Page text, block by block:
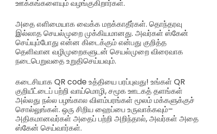
ஊக்கங்களையும் வழங்குகிறார்கள்.
அதை எளிமையாக வைக்க மறக்காதீர்கள். தொந்தரவு
இல்லாத செயல்முறை முக்கியமானது. அவர்கள் ஸ்கேன்
செய்யும்போது என்ன கிடைக்கும் என்பது குறித்த
தெளிவான வழிமுறைகளுடன் செயல்முறை விரைவாக
நடைபெறுவதை உறுதிசெய்யவும்.
கடைசியாக QR code உத்தியை பரப்புவது! உங்கள் QR
குறியீட்டைப் பற்றி வாய்மொழி, சமூக ஊடகத் தளங்கள்
அல்லது நல்ல பழங்கால விளம்பரங்கள் மூலம் மக்களுக்குச்
சொல்லுங்கள். ஒரு சிறிய ஹைப்பை உருவாக்கவும்–
அதிகமானவர்கள் அதைப் பற்றி அறிந்தால், அவர்கள் அதை
ஸ்கேன் செய்வார்கள்.